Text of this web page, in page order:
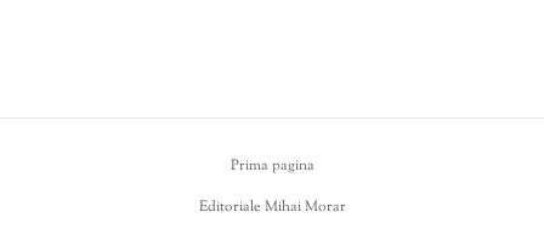
Prima pagina
Editoriale Mihai Morar